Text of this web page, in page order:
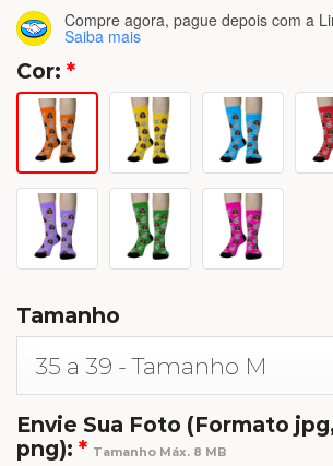
Compre agora, pague depois com a
Saiba mais
Cor: *
Tamanho
Envie Sua Foto (Formato
png): * Tamanho Máx. 8 MB